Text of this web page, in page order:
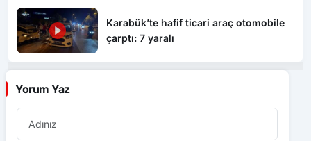
Karabük’te hafif ticari araç otomobile
çarptı: 7 yaralı
Yorum Yaz